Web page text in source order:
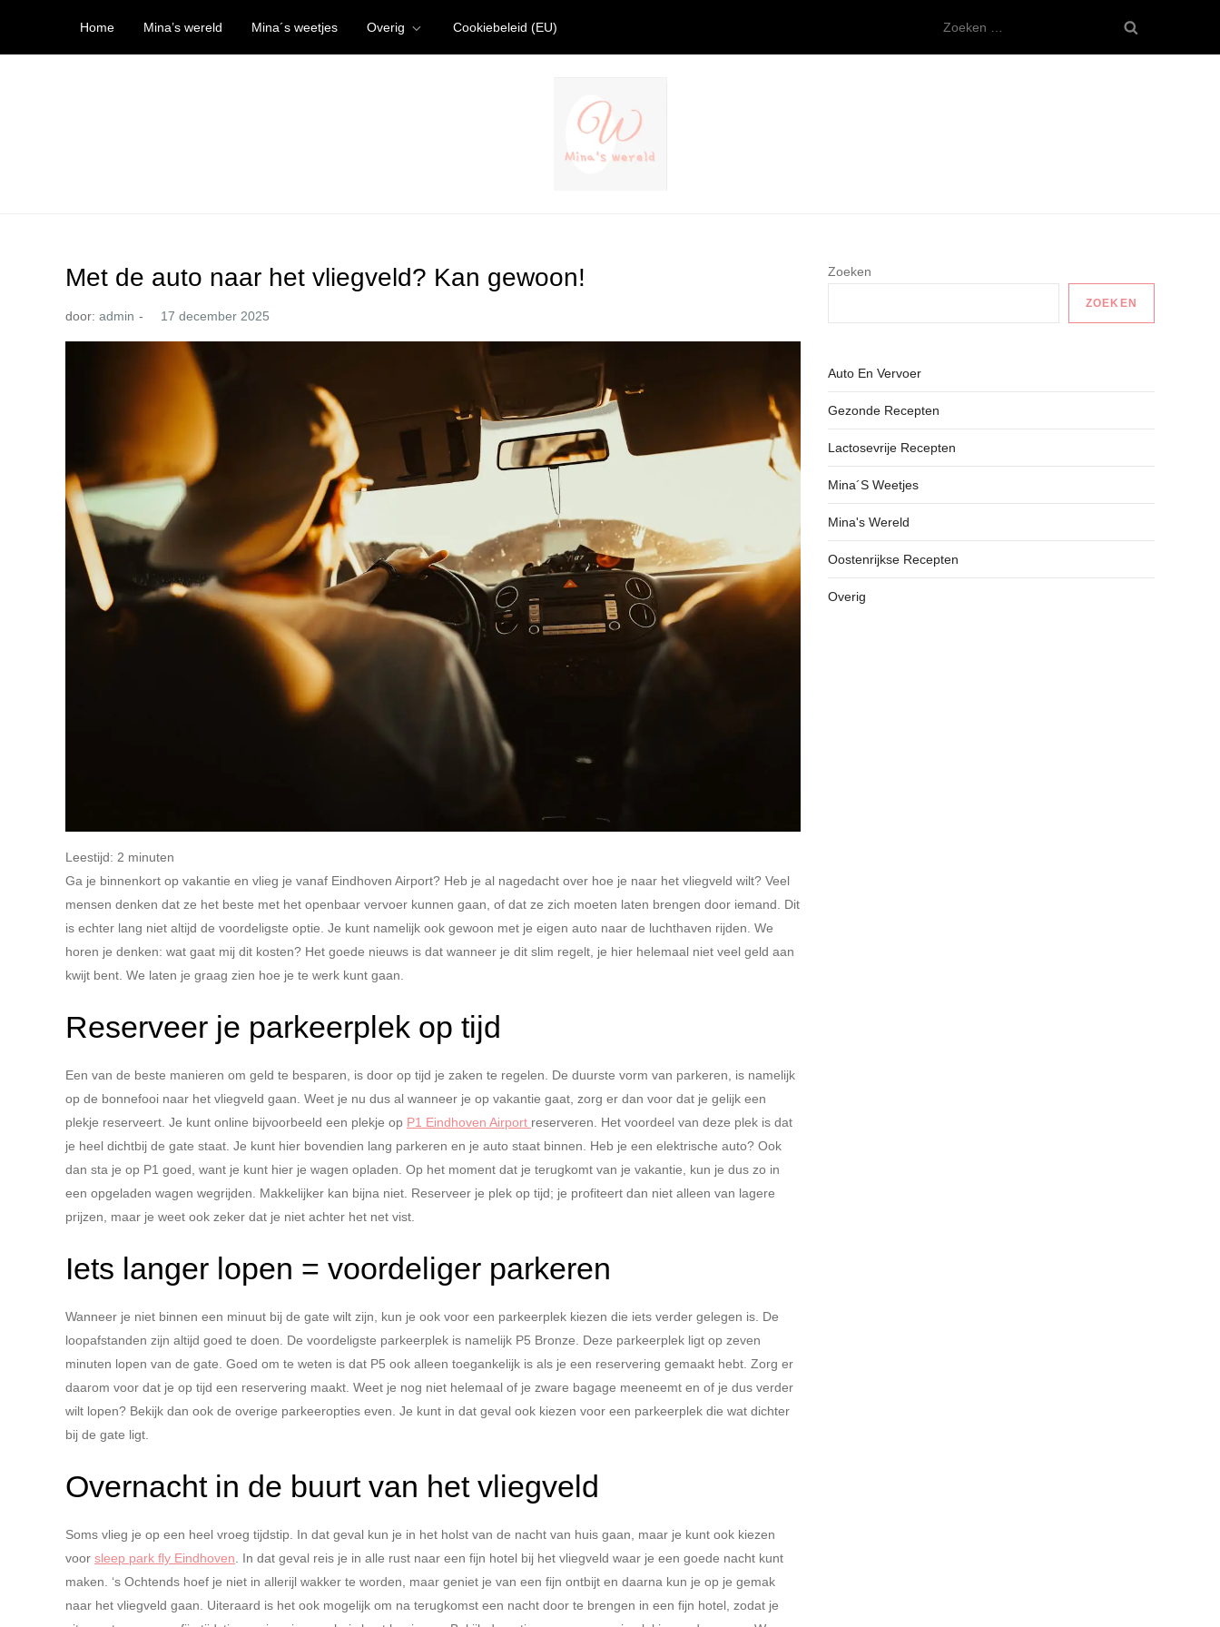
de
Home Mina’s wereld Mina´s weetjes Overig Cookiebeleid (EU)
naar:
Met de auto naar het vliegveld? Kan gewoon!
door: admin
Leestijd: 2 minuten
Ga je binnenkort op vakantie en vlieg je vanaf Eindhoven Airport? Heb je al nagedacht over hoe je naar het vliegveld wilt? Veel
mensen denken dat ze het beste met het openbaar vervoer kunnen gaan, of dat ze zich moeten laten brengen door iemand. Dit
is echter lang niet altijd de voordeligste optie. Je kunt namelijk ook gewoon met je eigen auto naar de luchthaven rijden. We
horen je denken: wat gaat mij dit kosten? Het goede nieuws is dat wanneer je dit slim regelt, je hier helemaal niet veel geld aan
kwijt bent. We laten je graag zien hoe je te werk kunt gaan.
Reserveer je parkeerplek op tijd
Een van de beste manieren om geld te besparen, is door op tijd je zaken te regelen. De duurste vorm van parkeren, is namelijk
op de bonnefooi naar het vliegveld gaan. Weet je nu dus al wanneer je op vakantie gaat, zorg er dan voor dat je gelijk een
plekje reserveert. Je kunt online bijvoorbeeld een plekje op P1 Eindhoven Airport reserveren. Het voordeel van deze plek is dat
je heel dichtbij de gate staat. Je kunt hier bovendien lang parkeren en je auto staat binnen. Heb je een elektrische auto? Ook
dan sta je op P1 goed, want je kunt hier je wagen opladen. Op het moment dat je terugkomt van je vakantie, kun je dus zo in
een opgeladen wagen wegrijden. Makkelijker kan bijna niet. Reserveer je plek op tijd; je profiteert dan niet alleen van lagere
prijzen, maar je weet ook zeker dat je niet achter het net vist.
Iets langer lopen = voordeliger parkeren
Wanneer je niet binnen een minuut bij de gate wilt zijn, kun je ook voor een parkeerplek kiezen die iets verder gelegen is. De
loopafstanden zijn altijd goed te doen. De voordeligste parkeerplek is namelijk P5 Bronze. Deze parkeerplek ligt op zeven
minuten lopen van de gate. Goed om te weten is dat P5 ook alleen toegankelijk is als je een reservering gemaakt hebt. Zorg er
daarom voor dat je op tijd een reservering maakt. Weet je nog niet helemaal of je zware bagage meeneemt en of je dus verder
wilt lopen? Bekijk dan ook de overige parkeeropties even. Je kunt in dat geval ook kiezen voor een parkeerplek die wat dichter
bij de gate ligt.
Overnacht in de buurt van het vliegveld
Soms vlieg je op een heel vroeg tijdstip. In dat geval kun je in het holst van de nacht van huis gaan, maar je kunt ook kiezen
voor sleep park fly Eindhoven . In dat geval reis je in alle rust naar een fijn hotel bij het vliegveld waar je een goede nacht kunt
maken. ‘s Ochtends hoef je niet in allerijl wakker te worden, maar geniet je van een fijn ontbijt en daarna kun je op je gemak
naar het vliegveld gaan. Uiteraard is het ook mogelijk om na terugkomst een nacht door te brengen in een fijn hotel, zodat je
Zoeken
ZOEKEN
Auto En Vervoer
Gezonde Recepten
Lactosevrije Recepten
Mina´s Weetjes
Mina's Wereld
Oostenrijkse Recepten
Overig